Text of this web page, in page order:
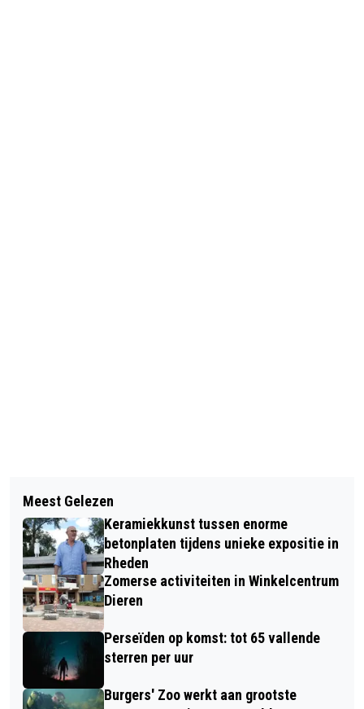
ZELF EEN STRIPFIGUUR WORDEN? DAT
KAN!
SCHEMA PAPIERINZAMELING IN
GEMEENTE RHEDEN
Meest Gelezen
Keramiekkunst tussen enorme
betonplaten tijdens unieke expositie in
Rheden
Zomerse activiteiten in Winkelcentrum
Dieren
Perseïden op komst: tot 65 vallende
sterren per uur
Burgers' Zoo werkt aan grootste